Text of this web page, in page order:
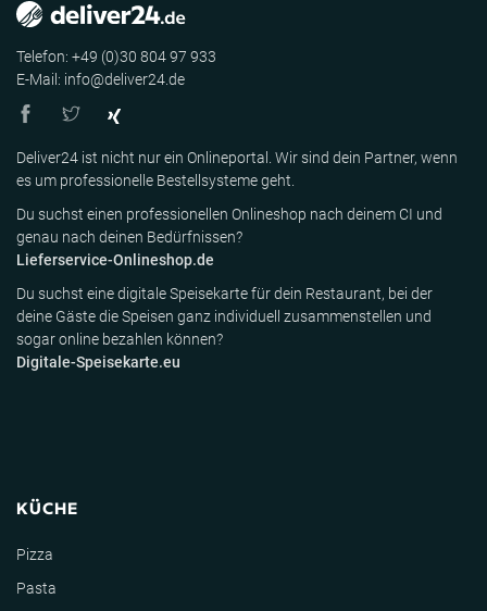
Telefon: +49 (0)30 804 97 933
E-Mail: info@deliver24.de
Deliver24 ist nicht nur ein Onlineportal. Wir sind dein Partner, wenn
es um professionelle Bestellsysteme geht.
Du suchst einen professionellen Onlineshop nach deinem CI und
genau nach deinen Bedürfnissen?
Lieferservice-Onlineshop.de
Du suchst eine digitale Speisekarte für dein Restaurant, bei der
deine Gäste die Speisen ganz individuell zusammenstellen und
sogar online bezahlen können?
Digitale-Speisekarte.eu
KÜCHE
Pizza
Pasta